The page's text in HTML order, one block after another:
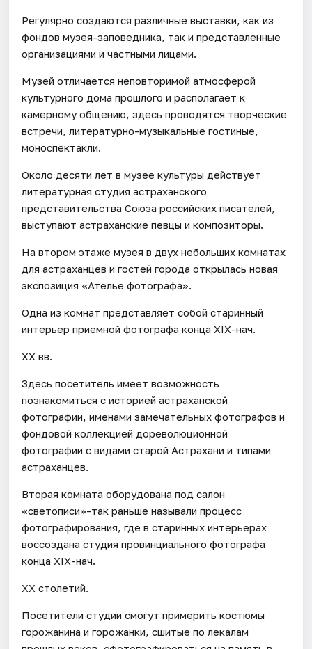
Регулярно создаются различные выставки, как из
фондов музея-заповедника, так и представленные
организациями и частными лицами.
Музей отличается неповторимой атмосферой
культурного дома прошлого и располагает к
камерному общению, здесь проводятся творческие
встречи, литературно-музыкальные гостиные,
моноспектакли.
Около десяти лет в музее культуры действует
литературная студия астраханского
представительства Союза российских писателей,
выступают астраханские певцы и композиторы.
На втором этаже музея в двух небольших комнатах
для астраханцев и гостей города открылась новая
экспозиция «Ателье фотографа».
Одна из комнат представляет собой старинный
интерьер приемной фотографа конца XIX-нач.
XX вв.
Здесь посетитель имеет возможность
познакомиться с историей астраханской
фотографии, именами замечательных фотографов и
фондовой коллекцией дореволюционной
фотографии с видами старой Астрахани и типами
астраханцев.
Вторая комната оборудована под салон
«светописи»-так раньше называли процесс
фотографирования, где в старинных интерьерах
воссоздана студия провинциального фотографа
конца XIX-нач.
XX столетий.
Посетители студии смогут примерить костюмы
горожанина и горожанки, сшитые по лекалам